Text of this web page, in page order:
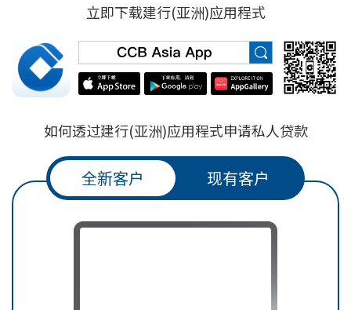
立即下载建行(亚洲)应用程式
如何透过建行(亚洲)应用程式申请私人贷款
全新客户 现有客户